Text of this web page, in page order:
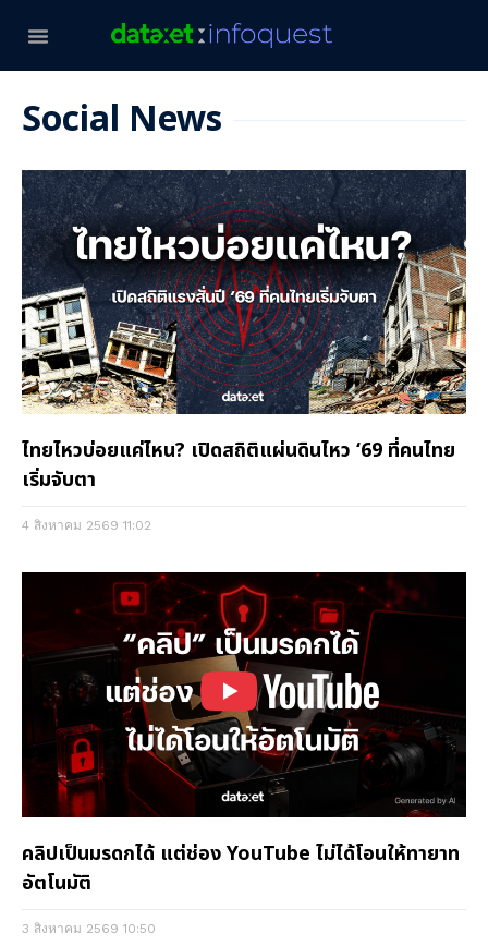
Social News
ไทยไหวบ่อยแค่ไหน? เปิดสถิติแผ่นดินไหว ‘69 ที่คนไทย
เริ่มจับตา
4 สิงหาคม 2569 11:02
คลิปเป็นมรดกได้ แต่ช่อง YouTube ไม่ได้โอนให้ทายาท
อัตโนมัติ
3 สิงหาคม 2569 10:50